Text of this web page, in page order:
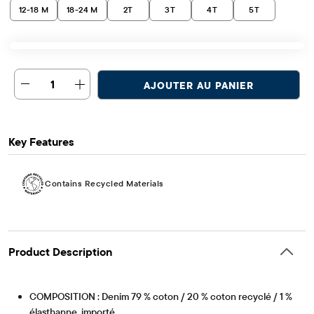
12-18 M 18-24 M 2T 3T 4T 5T
1 AJOUTER AU PANIER
Key Features
Contains Recycled Materials
Product Description
COMPOSITION : Denim 79 % coton / 20 % coton recyclé / 1 %